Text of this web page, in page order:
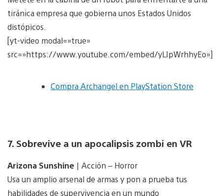
tiránica empresa que gobierna unos Estados Unidos
distópicos.
[yt-video modal=»true»
src=»https://www.youtube.com/embed/yLIpWrhhyEo»]
Compra Archangel en PlayStation Store
7. Sobrevive a un apocalipsis zombi en VR
Arizona Sunshine | Acción – Horror
Usa un amplio arsenal de armas y pon a prueba tus
habilidades de supervivencia en un mundo